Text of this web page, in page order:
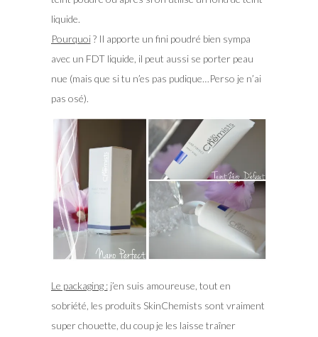
liquide.
Pourquoi? Il apporte un fini poudré bien sympa
avec un FDT liquide, il peut aussi se porter peau
nue (mais que si tu n’es pas pudique…Perso je n’ai
pas osé).
Le packaging :j’en suis amoureuse, tout en
sobriété, les produits SkinChemists sont vraiment
super chouette, du coup je les laisse traîner